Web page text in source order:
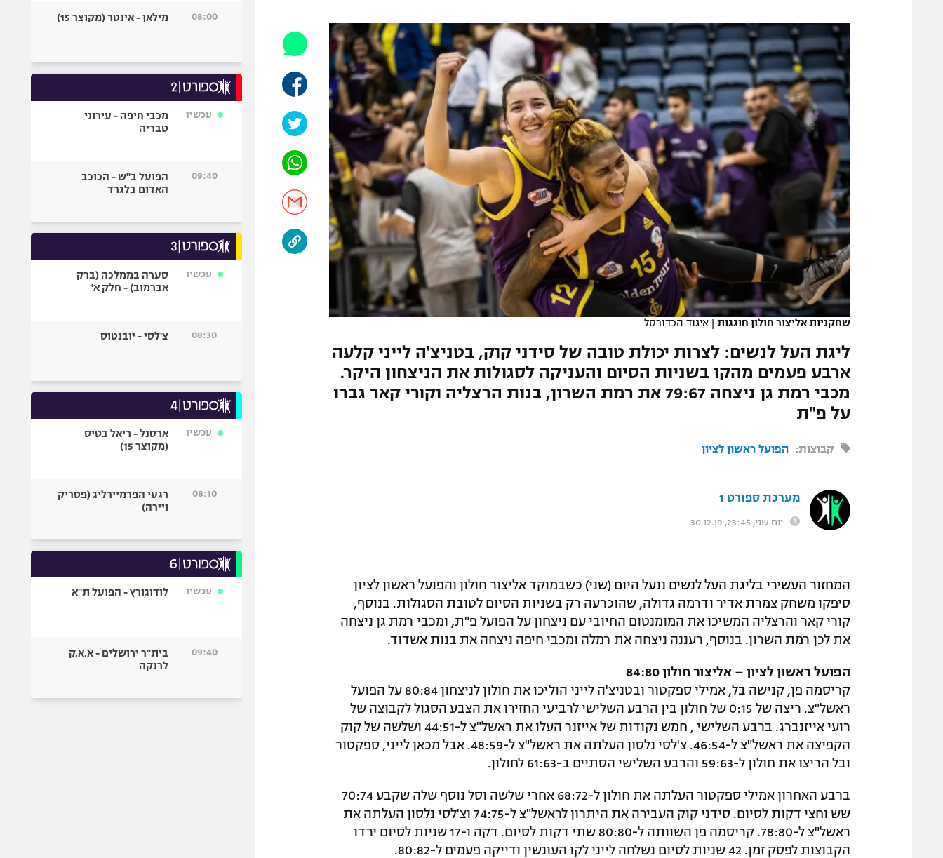
תקנון משתתפים וזוכים בפרסים
תקנון עבור פעילות אלקטרה
תקנון עבור פעילות ספורט 1 – "מרלן"
טניס
גיימינג E-Sports
תנאי שימוש
מדיניות פרטיות
תקנון פעילות ספורט 1
רשיון להקרנה פומבית לבית עסק
הצטרפות לחבילת הערוצים
לוח דרושים – ג'ובנט
תגיות
המגזין
הפועל תל אביב
הפועל חיפה
הפועל באר שבע
מכבי נתניה
בני יהודה
ליגה סינית
ליגה ברזילאית
ליגות נוספות
אופניים
כדורמים
פוטבול אמריקאי NFL
ספורט אתגרי
גיימינג E-Sports
שחקניות אליצור חולון חוגגות | איגוד הכדורסל
ליגת העל לנשים: לצרות יכולת טובה של סידני קוק, בטניצ'ה לייני קלעה
ארבע פעמים מהקו בשניות הסיום והעניקה לסגולות את הניצחון היקר.
מכבי רמת גן ניצחה 79:67 את רמת השרון, בנות הרצליה וקורי קאר גברו
על פ"ת
קבוצות: הפועל ראשון לציון
מערכת ספורט 1
יום שני, 23:45, 30.12.19
המחזור העשירי בליגת העל לנשים ננעל היום (שני) כשבמוקד אליצור חולון והפועל ראשון לציון
סיפקו משחק צמרת אדיר ודרמה גדולה, שהוכרעה רק בשניות הסיום לטובת הסגולות. בנוסף,
קורי קאר והרצליה המשיכו את המומנטום החיובי עם ניצחון על הפועל פ"ת, ומכבי רמת גן ניצחה
את לכן רמת השרון. בנוסף, רעננה ניצחה את רמלה ומכבי חיפה ניצחה את בנות אשדוד.
הפועל ראשון לציון – אליצור חולון 84:80
קריסמה פן, קנישה בל, אמילי ספקטור ובטניצ'ה לייני הוליכו את חולון לניצחון 80:84 על הפועל
ראשל"צ. ריצה של 0:15 של חולון בין הרבע השלישי לרביעי החזירו את הצבע הסגול לקבוצה של
רועי אייזנברג. ברבע השלישי , חמש נקודות של אייזנר העלו את ראשל"צ ל-44:51 ושלשה של קוק
הקפיצה את ראשל"צ ל-46:54. צ'לסי נלסון העלתה את ראשל"צ ל-48:59. אבל מכאן לייני, ספקטור
ובל הריצו את חולון ל-59:63 והרבע השלישי הסתיים ב-61:63 לחולון.
ברבע האחרון אמילי ספקטור העלתה את חולון ל-68:72 אחרי שלשה וסל נוסף שלה שקבע 70:74
שש וחצי דקות לסיום. סידני קוק העבירה את היתרון לראשל"צ ל-74:75 וצ'לסי נלסון העלתה את
ראשל"צ ל-78:80. קריסמה פן השוותה ל-80:80 שתי דקות לסיום. דקה ו-17 שניות לסיום ירדו
הקבוצות לפסק זמן. 42 שניות לסיום נשלחה לייני לקו העונשין ודייקה פעמים ל-80:82.
08:00 מילאן - אינטר (מקוצר 15)
עכשיו
מכבי חיפה - עירוני
טבריה
09:40
הפועל ב"ש - הכוכב
האדום בלגרד
עכשיו
סערה בממלכה (ברק
אברמוב) - חלק א'
08:30 צ'לסי - יובנטוס
עכשיו
ארסנל - ריאל בטיס
(מקוצר 15)
08:10
רגעי הפרמיירליג (פטריק
ויירה)
עכשיו לודוגורץ - הפועל ת"א
09:40
בית"ר ירושלים - א.א.ק
לרנקה